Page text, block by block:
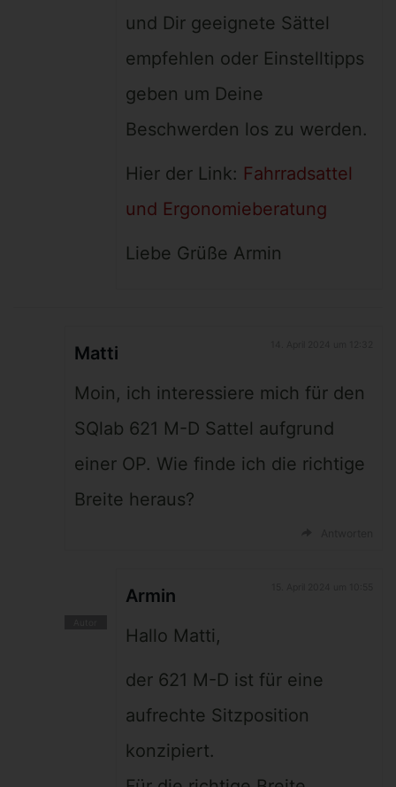
und Dir geeignete Sättel
empfehlen oder Einstelltipps
geben um Deine
Beschwerden los zu werden.
Hier der Link: Fahrradsattel
und Ergonomieberatung
Liebe Grüße Armin
Matti
Moin, ich interessiere mich für den
SQlab 621 M-D Sattel aufgrund
einer OP. Wie finde ich die richtige
Breite heraus?
Armin
Hallo Matti,
der 621 M-D ist für eine
aufrechte Sitzposition
konzipiert.